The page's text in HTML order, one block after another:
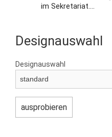
im Sekretariat....
Designauswahl
Designauswahl